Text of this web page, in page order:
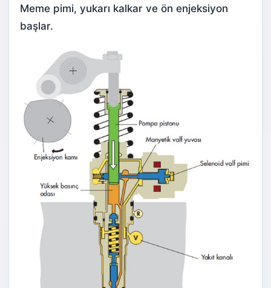
Meme pimi, yukarı kalkar ve ön enjeksiyon
başlar.